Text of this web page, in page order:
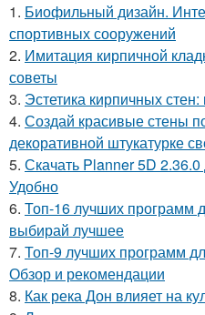
1. Биофильный дизайн.
спортивных сооружений
2. Имитация кирпичной
советы
3. Эстетика кирпичных
4. Создай красивые стены
декоративной штукатурке
5. Скачать Planner 5D
Удобно
6. Топ-16 лучших программ
выбирай лучшее
7. Топ-9 лучших программ
Обзор и рекомендации
8. Как река Дон влияет на